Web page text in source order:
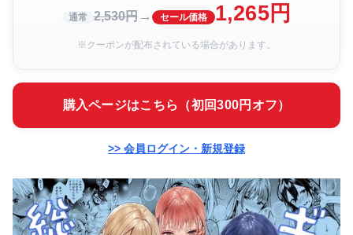
通常 2,530円→ セール価格 1,265円
※クーポンが配布されている場合があります。
購入ページはこちら（初回300円オフ）
>> 会員ログイン・新規登録